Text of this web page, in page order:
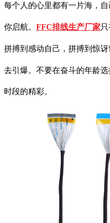
每个人的心里都有一片海，
你启航。 FFC排线生产厂家
拼搏到感动自己，拼搏到惊
去引爆。不要在奋斗的年龄
时段的精彩。